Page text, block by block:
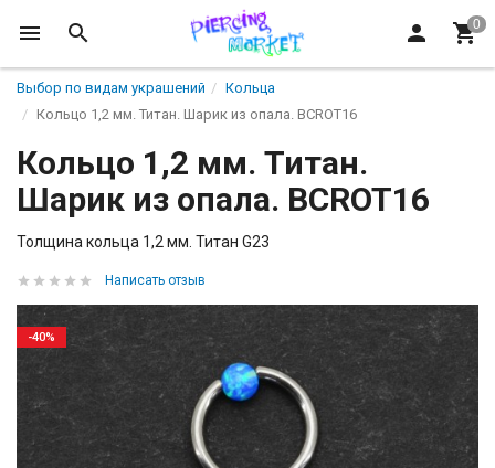
Выбор по видам украшений
Кольца
Кольцо 1,2 мм. Титан. Шарик из опала. BCROT16
Кольцо 1,2 мм. Титан.
Шарик из опала. BCROT16
Толщина кольца 1,2 мм. Титан G23
Написать отзыв
-40%